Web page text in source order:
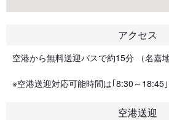
アクセス
空港から無料送迎バスで約15分 （名嘉
※空港送迎対応可能時間は｢8:30～18:45
空港送迎